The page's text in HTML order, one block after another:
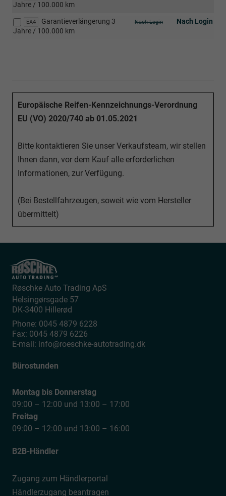
Jahre / 100.000 km
EA4 Nach Login
Nach Login
Garantieverlängerung 3
Jahre / 100.000 km
Europäische Reifen-Kennzeichnungs-Verordnung
EU (VO) 2020/740 ab 01.05.2021
Bitte kontaktieren Sie unser Verkaufsteam, wir stellen
Ihnen dann, vor dem Kauf alle erforderlichen
Informationen, zur Verfügung.
(Bei Bestellfahrzeugen, soweit wie vom Hersteller
übermittelt)
Røschke Auto Trading ApS
Helsingørsgade 57
DK-3400 Hillerød
Phone: 0045 4879 6228
Fax: 0045 4879 6226
E-mail: info@roeschke-autotrading.dk
Bürostunden
Montag bis Donnerstag
09:00 – 12:00 und 13:00 – 17:00
Freitag
09:00 – 12:00 und 13:00 – 16:00
B2B-Händler
Zugang zum Händlerportal
Händlerzugang beantragen